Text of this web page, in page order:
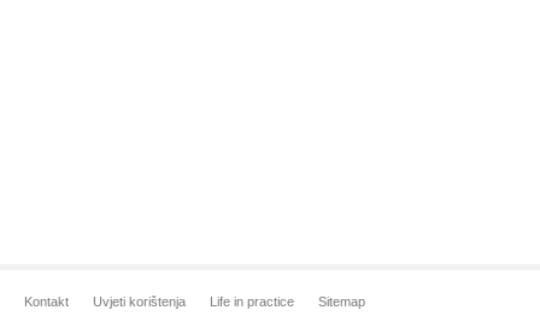
Kontakt Uvjeti korištenja Life in practice Sitemap